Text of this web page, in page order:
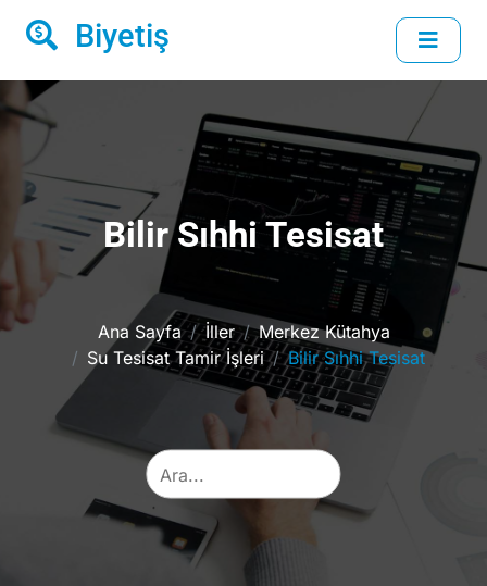
Biyetiş
Bilir Sıhhi Tesisat
Ana Sayfa İller
Merkez Kütahya
Su Tesisat Tamir İşleri
Bilir Sıhhi Tesisat